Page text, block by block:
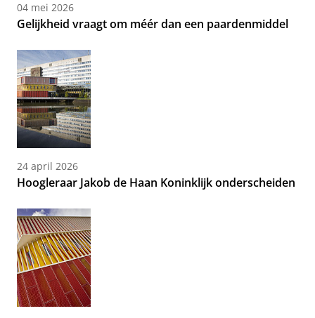
04 mei 2026
Gelijkheid vraagt om méér dan een paardenmiddel
24 april 2026
Hoogleraar Jakob de Haan Koninklijk onderscheiden